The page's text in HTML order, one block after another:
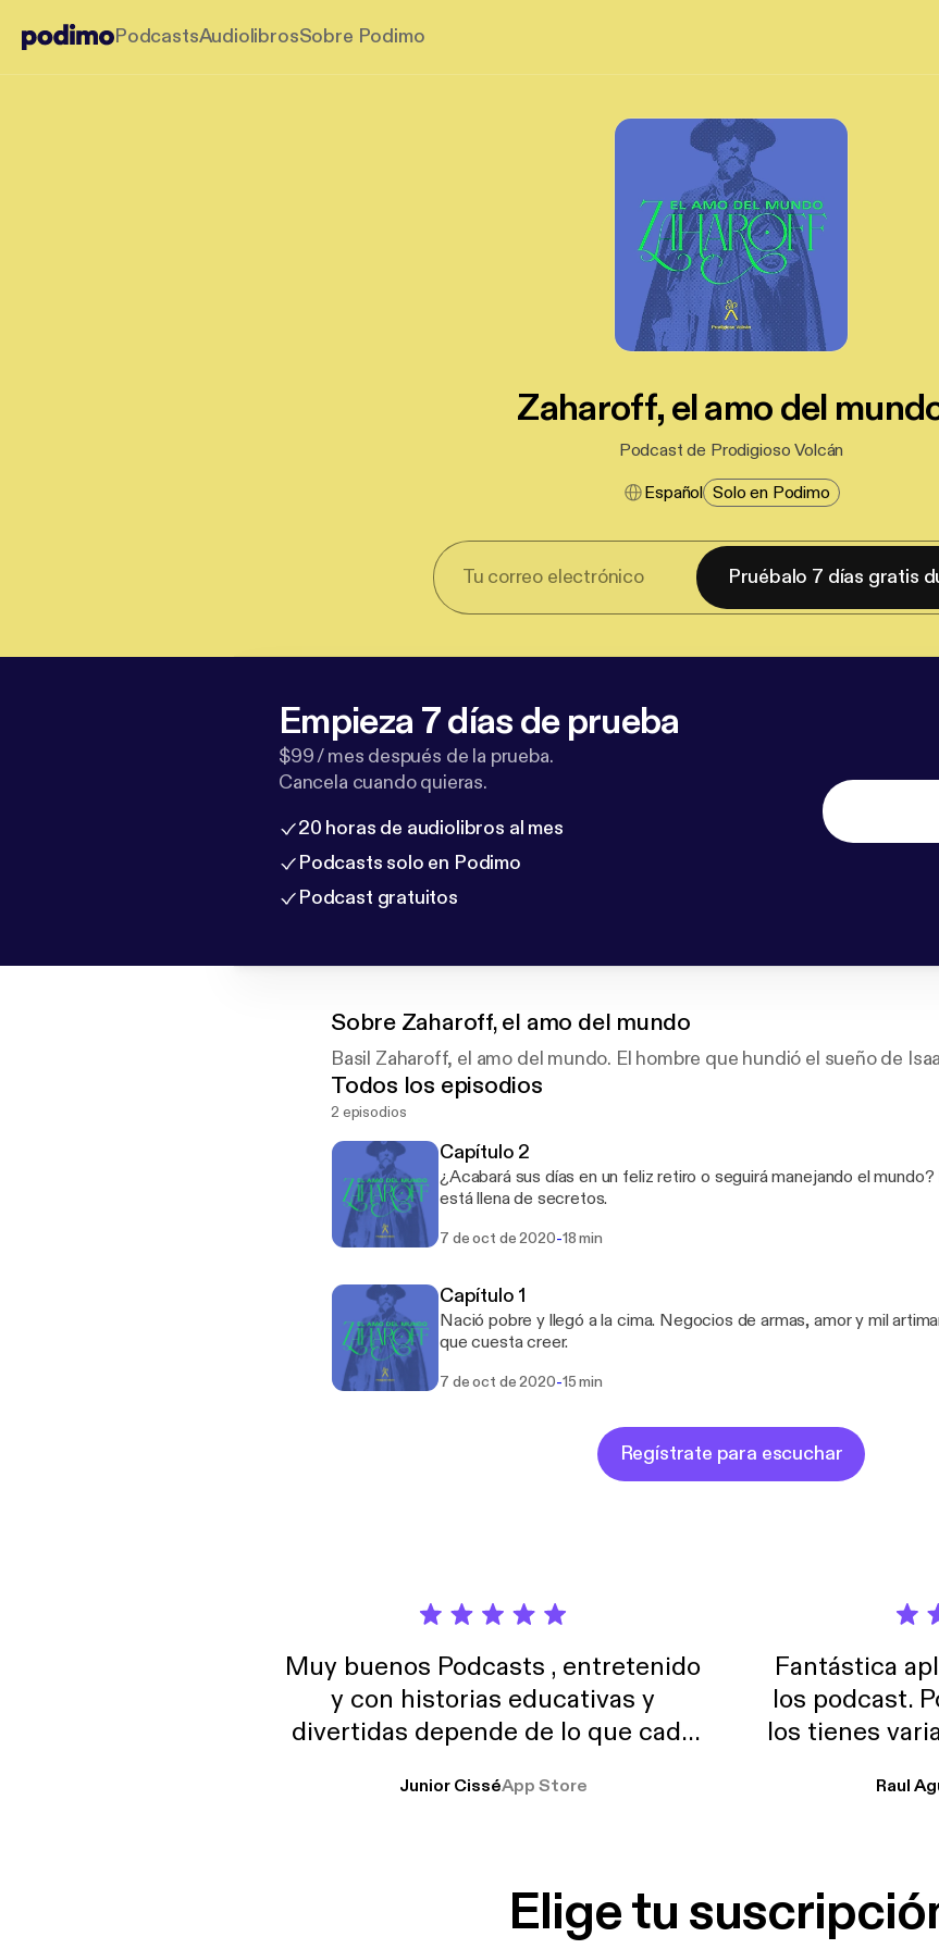
PodcastsAudiolibrosSobre Podimo
Zaharoff, el amo del
Podcast de Prodigioso Volcán
Español Solo en Podimo
Pruébalo 7 días gratis
Empieza 7 días de prueba
$99 / mes después de la prueba.
Cancela cuando quieras.
20 horas de audiolibros al mes
Podcasts solo en Podimo
Podcast gratuitos
Sobre Zaharoff, el amo del mundo
Basil Zaharoff, el amo del mundo. El hombre que hundió el sueño de
Todos los episodios
2 episodios
Capítulo 2
¿Acabará sus días en un feliz retiro o seguirá manejando el
está llena de secretos.
7 de oct de 2020-18 min
Capítulo 1
Nació pobre y llegó a la cima. Negocios de armas, amor y mil
que cuesta creer.
7 de oct de 2020-15 min
Regístrate para escuchar
Muy buenos Podcasts , entretenido
y con historias educativas y
divertidas depende de lo que cada
trabajo ya que estoy muchas horas
Junior CisséApp Store
Fantástica
los podcast.
los tienes
Raul
Elige tu